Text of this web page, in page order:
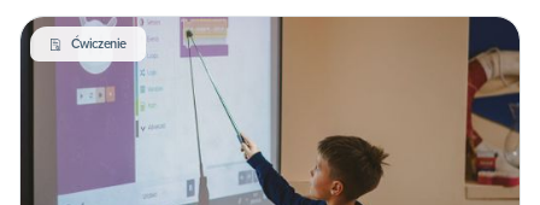
Ćwiczenie